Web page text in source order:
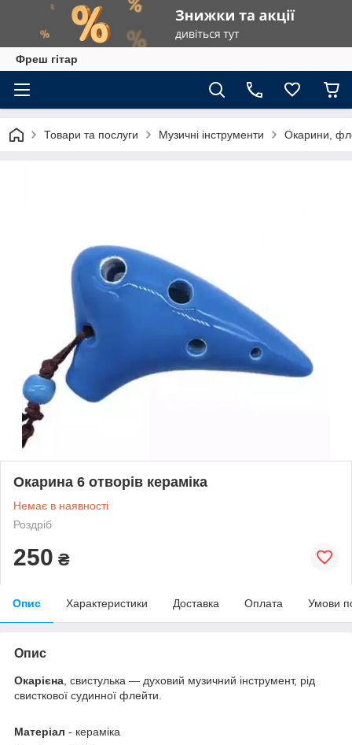
Фреш гітар
Товари та послуги Музичні інструменти Окарини,
Окарина 6 отворів кераміка
Немає в наявності
Роздріб
250 ₴
Опис Характеристики Доставка Оплата Умови
Опис
Окарієна , свистулька — духовий музичний інструмент, рід
свисткової судинної флейти.
Матеріал - кераміка